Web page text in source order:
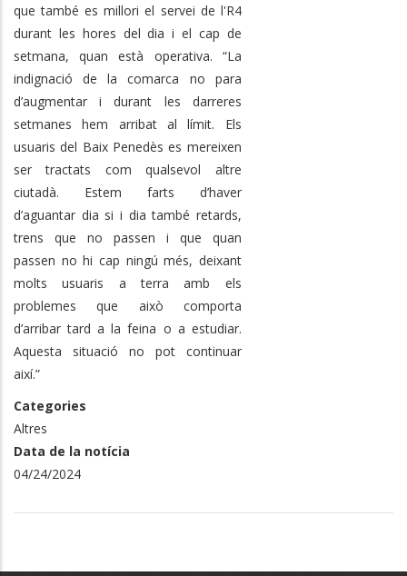
que també es millori el servei de l'R4
durant les hores del dia i el cap de
setmana, quan està operativa. “La
indignació de la comarca no para
d’augmentar i durant les darreres
setmanes hem arribat al límit. Els
usuaris del Baix Penedès es mereixen
ser tractats com qualsevol altre
ciutadà. Estem farts d’haver
d’aguantar dia si i dia també retards,
trens que no passen i que quan
passen no hi cap ningú més, deixant
molts usuaris a terra amb els
problemes que això comporta
d’arribar tard a la feina o a estudiar.
Aquesta situació no pot continuar
així.”
Categories
Altres
Data de la notícia
04/24/2024